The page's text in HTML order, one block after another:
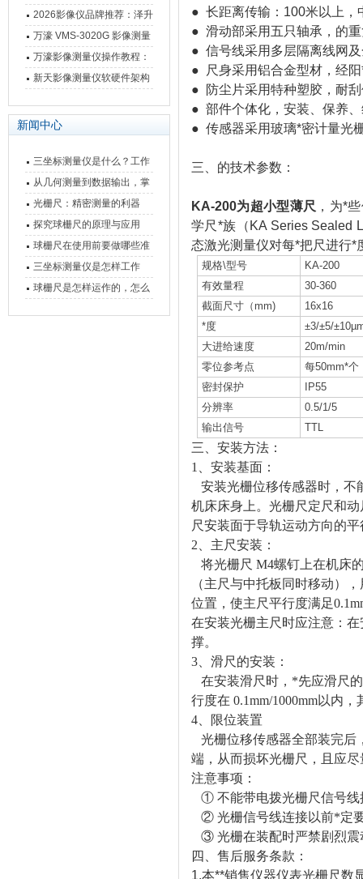
障维修方法
原理、分类及选型应用
2026影像仪品牌推荐：泽升
影像测量仪选型指南
万濠 VMS-3020G 影像测量
仪技术规格与应用解析
万濠影像测量仪操作教程：
从开机到出报告，新手也能
新天影像测量仪软硬件架构
新闻中心
三坐标测量仪是什么？工作
原理、分类与核心功能一次
讲清
从几何测量到数据输出，掌
握万濠影像测量仪的六大核
心能力
光栅尺：精密测量的利器
探究球栅尺的原理与应用
球栅尺在使用前要做哪些准
备工作？
三坐标测量仪是怎样工作
的，功能有什么优势？
球栅尺是怎样运作的，怎么
● 长距离传输：100米以上，
● 滑动部采用五只轴承，的
● 信号线采用多层隔离线网
● 尺身采用铝合金型材，经
● 防尘片采用特种塑胶，耐
● 部件个体化，安装、保养
● 传感器采用玻璃*密计量光
三、的技术参数：
KA-200为超小型薄尺 ，为*
学尺*族（KA Series Sealed
态激光测量仪对每*把尺进行*
规格\型号
KA-200
有效量程
30-360
截面尺寸（mm)
16x16
*度
±3/±5/
大进给速度
20m/min
零位参考点
每50mm*个
密封保护
IP55
分辨率
0.5/1/5
输出信号
TTL
三、安装方法：
1、安装基面：
安装光栅位移传感器时，不
机床床身上。光栅尺定尺和
尺安装面于导轨运动方向的
2、主尺安装：
将光栅尺 M4螺钉上在机床
（主尺与中托板同时移动）
位置，使主尺平行度满足
在安装光栅主尺时应注意：
撑。
3、滑尺的安装：
在安装滑尺时，*先应滑尺
行度在 0.1mm/1000mm以内
4、限位装置
光栅位移传感器全部装完后
端，从而损坏光栅尺，且应
注意事项：
① 不能带电拨光栅尺信号线
② 光栅信号线连接以前*定
③ 光栅在装配时严禁剧烈震
四、售后服务条款：
1.本**销售仪器仪表光栅尺数